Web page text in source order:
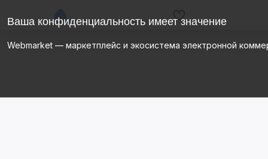
Ваша конфиденциальность имеет значение
Webmarket — маркетплейс и экосистема электронной